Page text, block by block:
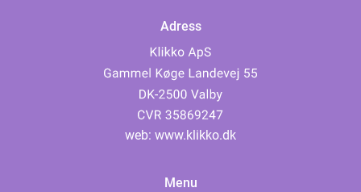
Adress
web: www.klikko.dk
Menu